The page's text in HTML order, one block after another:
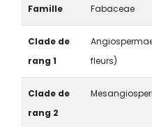
Famille Fabaceae
Clade de
rang 1
fleurs)
Clade de
rang 2